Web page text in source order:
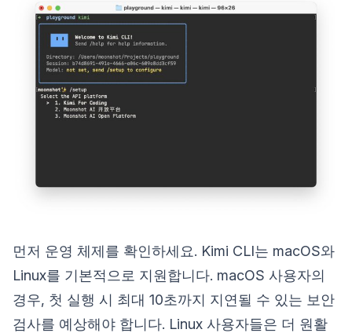
먼저 운영 체제를 확인하세요. Kimi CLI는 macOS와
Linux를 기본적으로 지원합니다. macOS 사용자의
경우, 첫 실행 시 최대 10초까지 지연될 수 있는 보안
검사를 예상해야 합니다. Linux 사용자들은 더 원활